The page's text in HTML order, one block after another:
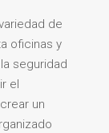
de
oficinas y
seguridad
el
un